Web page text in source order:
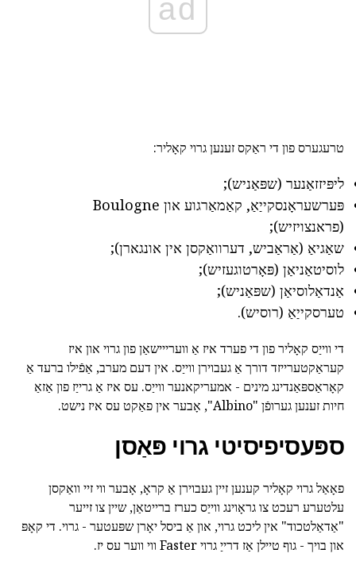
ad
טרעגערס פון די ראַקס זענען גרוי קאָליר:
ליפּיזזאַנער (שפּאַניש);
פּערשעראָנסקייַאַ, קאַמאַרגוע און Boulogne
(פראנצויזיש);
שאַגיאַ (אַראַביש, דערוואַקסן אין אונגארן);
לוסיטאַניאַן (פּאָרטוגעזיש);
אַנדאַלוסיאַן (שפּאַניש);
טערסקייַאַ (רוסיש).
די ווייַס קאָליר פון די פערד איז אַ ווערייישאַן פון גרוי און איז
קעראַקטערייזד דורך אַ געבוירן ווייַס. אין דעם מערב, אַפֿילו ברעד אַ
קאָראַספּאַנדינג מינים - אמעריקאנער ווייַס. עס איז אַ גרייַז פון אַזאַ
חיות זענען גערופֿן "Albino", אָבער אין פאַקט עס איז נישט.
ספּעסיפיסיטי גרוי פּאַסן
פאָאַל גרוי קאָליר קענען זיין געבוירן אַ קראָ, אָבער ווי זיי וואַקסן
עלטערע רעכט צו גראָוינג ווייַס כערז ברייטאַן, שיין צו זייער
"אַדאַלטכוד" אין ליכט גרוי, און אַ ביסל יאָרן שפּעטער - גרוי. די קאָפּ
און בויך - גוף טיילן אַז דרייַ גרוי Faster ווי ווער עס יז.